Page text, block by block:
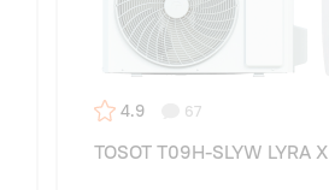
4.9 67
TOSOT T09H-SLYW LYRA X